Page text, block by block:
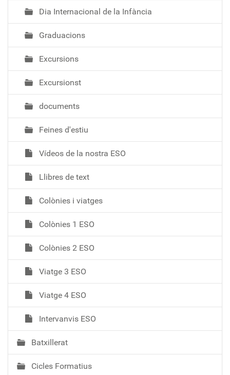
Dia Internacional de la Infància
Graduacions
Excursions
Excursionst
documents
Feines d'estiu
Vídeos de la nostra ESO
Llibres de text
Colònies i viatges
Colònies 1 ESO
Colònies 2 ESO
Viatge 3 ESO
Viatge 4 ESO
Intervanvis ESO
Batxillerat
Cicles Formatius